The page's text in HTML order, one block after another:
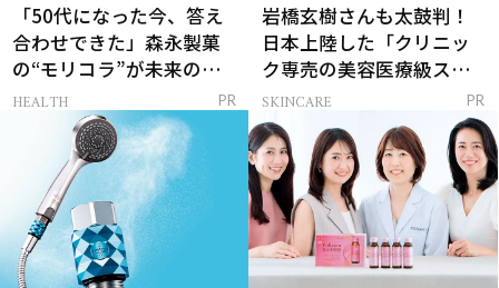
「50代になった今、答え
合わせできた」森永製菓
の“モリコラ”が未来のキ
レイを連れてくる！
HEALTH PR
岩橋玄樹さんも太鼓判！
日本上陸した「クリニッ
ク専売の美容医療級スキ
ンケア」
SKINCARE PR